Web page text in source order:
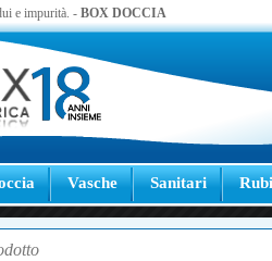
e impurità. - BOX DOCCIA
Vasche Sanitari